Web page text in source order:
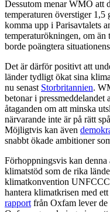
Dessutom menar WMO att
temperaturen överstiger
komma upp i Parisavtalets
temperaturökningen, om
borde poängtera
Det är därför positivt att
länder tydligt ökat sina
nu senast Storbritannien.
betonar i pressmeddelandet
åtaganden om att minska
närvarande inte är på rätt
Möjligtvis kan även
snabbt ökade ambitioner
Förhoppningsvis kan
klimatstöd som de rika
klimatkonvention
hantera klimatkrisen med
rapport från Oxfam lever